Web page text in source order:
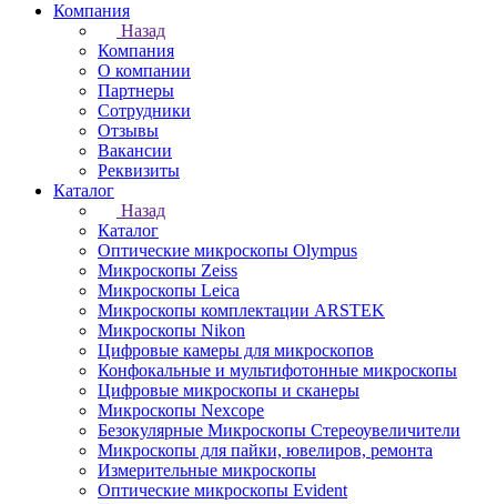
Компания
Назад
Компания
О компании
Партнеры
Сотрудники
Отзывы
Вакансии
Реквизиты
Каталог
Назад
Каталог
Оптические микроскопы Olympus
Микроскопы Zeiss
Микроскопы Leica
Микроскопы комплектации ARSTEK
Микроскопы Nikon
Цифровые камеры для микроскопов
Конфокальные и мультифотонные микроскопы
Цифровые микроскопы и сканеры
Микроскопы Nexcope
Безокулярные Микроскопы Стереоувеличители
Микроскопы для пайки, ювелиров, ремонта
Измерительные микроскопы
Оптические микроскопы Evident